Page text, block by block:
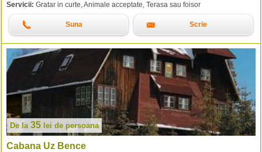
Servicii: Gratar in curte, Animale acceptate, Terasa sau foisor
Suna Scrie
De la 35 lei de persoana
Cabana Uz Bence